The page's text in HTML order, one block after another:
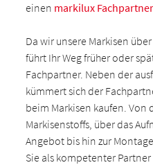
einen markilux
Da wir unsere Markisen
führt Ihr Weg früher oder
Fachpartner. Neben der
kümmert sich der
beim Markisen kaufen. Von
Markisenstoffs, über das
Angebot bis hin zur
Sie als kompetenter